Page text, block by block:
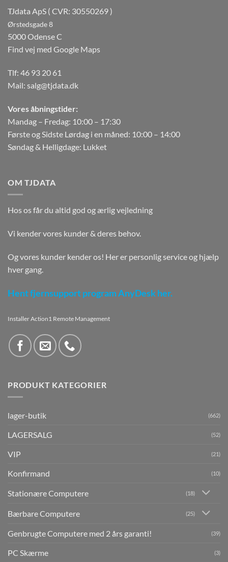
TJdata ApS ( CVR: 30550269 )
Ørstedsgade 8
5000 Odense C
Find vej med Google Maps
Tlf: 46 93 20 61
Mail: salg@tjdata.dk
Vores åbningstider:
Mandag – Fredag: 10:00 – 17:30
Første og Sidste Lørdag i en måned: 10:00 – 14:00
Søndag & Helligdage: Lukket
OM TJDATA
Hos os får du altid god og ærlig vejledning
Vi kender vores kunder & deres behov.
Og vores kunder kender os! Her er personlig service og hjælp
hver gang.
Hent fjernsupport program AnyDesk her.
Installer Action1 Remote Management
PRODUKT KATEGORIER
lager-butik (662)
LAGERSALG (52)
VIP (21)
Konfirmand (10)
Stationære Computere (18)
Bærbare Computere (25)
Genbrugte Computere med 2 års garanti! (39)
PC Skærme (3)